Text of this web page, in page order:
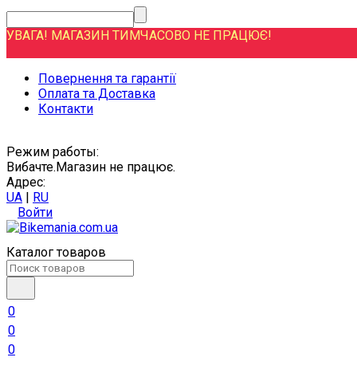
УВАГА! МАГАЗИН ТИМЧАСОВО НЕ ПРАЦЮЄ!
Повернення та гарантії
Оплата та Доставка
Контакти
Режим работы:
Вибачте.Магазин не працює.
Адрес:
UA | RU
Войти
Каталог товаров
0
0
0